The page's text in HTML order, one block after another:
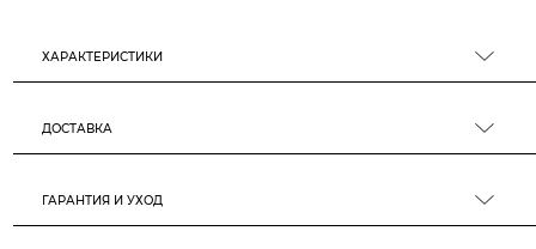
ХАРАКТЕРИСТИКИ
ДОСТАВКА
ГАРАНТИЯ И УХОД